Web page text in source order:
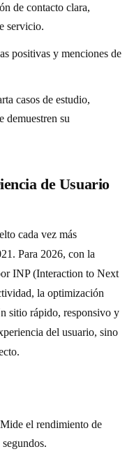
de contacto clara,
servicio.
positivas y menciones de
casos de estudio,
demuestren su
de Usuario
cada vez más
Para 2026, con la
INP (Interaction to Next
la optimización
sitio rápido, responsivo y
del usuario, sino
Mide el rendimiento de